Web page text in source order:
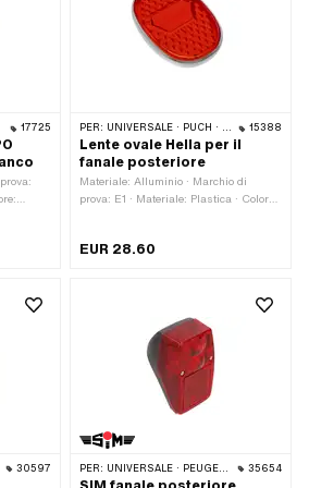
17725
di
Luce
di
PER: UNIVERSALE · PUCH · SACHS 15388
Lente ovale Hella per il
fanale posteriore
Materiale: Alluminio · Marchio di
prova: E1 · Materiale: Plastica · Colore:
EUR 28.60
30597 PER: UNIVERSALE · PEUGEOT 35654